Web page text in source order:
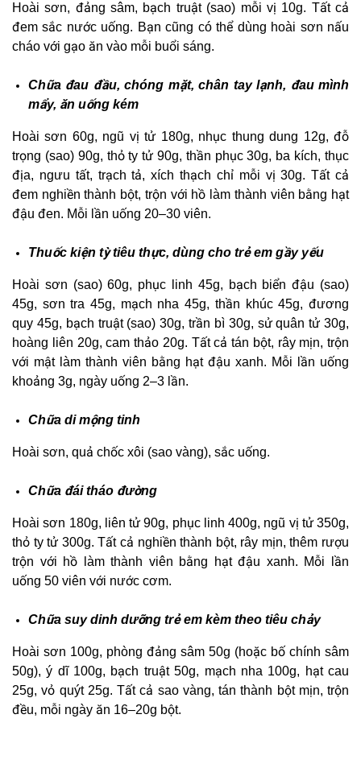
Hoài sơn, đảng sâm, bạch truật (sao) mỗi vị 10g. Tất cả
đem sắc nước uống. Bạn cũng có thể dùng hoài sơn nấu
cháo với gạo ăn vào mỗi buổi sáng.
Chữa đau đầu, chóng mặt, chân tay lạnh, đau mình
mẩy, ăn uống kém
Hoài sơn 60g, ngũ vị tử 180g, nhục thung dung 12g, đỗ
trọng (sao) 90g, thỏ ty tử 90g, thần phục 30g, ba kích, thục
địa, ngưu tất, trạch tả, xích thạch chỉ mỗi vị 30g. Tất cả
đem nghiền thành bột, trộn với hồ làm thành viên bằng hạt
đậu đen. Mỗi lần uống 20–30 viên.
Thuốc kiện tỳ tiêu thực, dùng cho trẻ em gầy yếu
Hoài sơn (sao) 60g, phục linh 45g, bạch biển đậu (sao)
45g, sơn tra 45g, mạch nha 45g, thần khúc 45g, đương
quy 45g, bạch truật (sao) 30g, trần bì 30g, sử quân tử 30g,
hoàng liên 20g, cam thảo 20g. Tất cả tán bột, rây mịn, trộn
với mật làm thành viên bằng hạt đậu xanh. Mỗi lần uống
khoảng 3g, ngày uống 2–3 lần.
Chữa di mộng tinh
Hoài sơn, quả chốc xôi (sao vàng), sắc uống.
Chữa đái tháo đường
Hoài sơn 180g, liên tử 90g, phục linh 400g, ngũ vị tử 350g,
thỏ ty tử 300g. Tất cả nghiền thành bột, rây mịn, thêm rượu
trộn với hồ làm thành viên bằng hạt đậu xanh. Mỗi lần
uống 50 viên với nước cơm.
Chữa suy dinh dưỡng trẻ em kèm theo tiêu chảy
Hoài sơn 100g, phòng đảng sâm 50g (hoặc bố chính sâm
50g), ý dĩ 100g, bạch truật 50g, mạch nha 100g, hạt cau
25g, vỏ quýt 25g. Tất cả sao vàng, tán thành bột mịn, trộn
đều, mỗi ngày ăn 16–20g bột.